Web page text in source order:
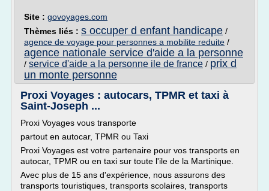
Site : govoyages.com
Thèmes liés : s occuper d enfant handicape /
agence de voyage pour personnes a mobilite reduite /
agence nationale service d'aide a la personne
/ service d'aide a la personne ile de france / prix d
un monte personne
Proxi Voyages : autocars, TPMR et taxi à
Saint-Joseph ...
Proxi Voyages vous transporte
partout en autocar, TPMR ou Taxi
Proxi Voyages est votre partenaire pour vos transports en
autocar, TPMR ou en taxi sur toute l'ile de la Martinique.
Avec plus de 15 ans d'expérience, nous assurons des
transports touristiques, transports scolaires, transports